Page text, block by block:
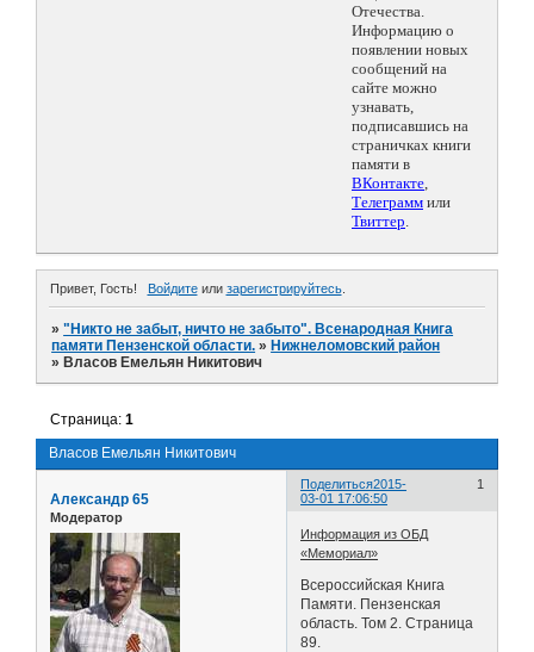
Отечества.
Информацию о
появлении новых
сообщений на
сайте можно
узнавать,
подписавшись на
страничках книги
памяти в
ВКонтакте,
Телеграмм или
Твиттер.
Привет, Гость! Войдитеили зарегистрируйтесь.
»"Никто не забыт, ничто не забыто". Всенародная Книга
памяти Пензенской области. » Нижнеломовский район
» Власов Емельян Никитович
Власов Емельян Никитович
Страница:1
Поделиться 1
2015-
03-01 17:06:50
Александр 65
Модератор
Информация из ОБД
«Мемориал»
Всероссийская Книга
Памяти. Пензенская
область. Том 2. Страница
89.